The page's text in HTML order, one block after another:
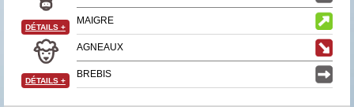
MAIGRE
DÉTAILS +
AGNEAUX
BREBIS
DÉTAILS +